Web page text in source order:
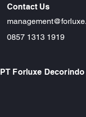
Contact Us
0857 1313 1919
PT Forluxe